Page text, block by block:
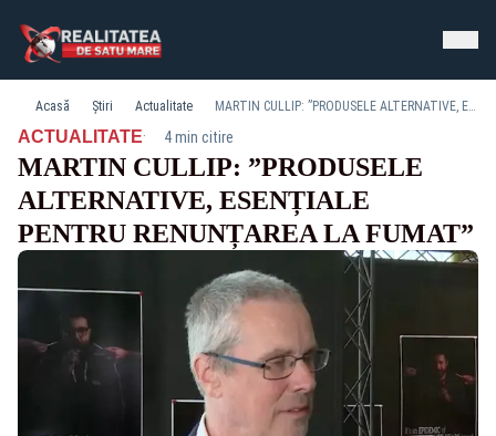
Acasă Știri Actualitate MARTIN CULLIP: ”PRODUSELE ALTERNATIVE, ESENȚIALE PENTRU RENUNȚAREA LA FUMAT”
ACTUALITATE· 4 min citire
MARTIN CULLIP: ”PRODUSELE
ALTERNATIVE, ESENȚIALE
PENTRU RENUNȚAREA LA FUMAT”